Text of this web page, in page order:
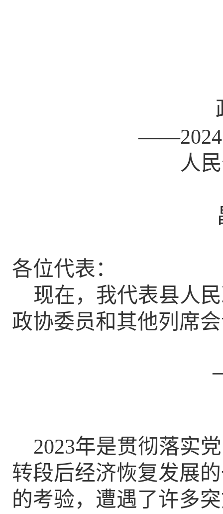
——2024
人
各位代表：
现在，我代表县人
政协委员和其他列席
2023年是贯彻落实
转段后经济恢复发展
的考验，遭遇了许多